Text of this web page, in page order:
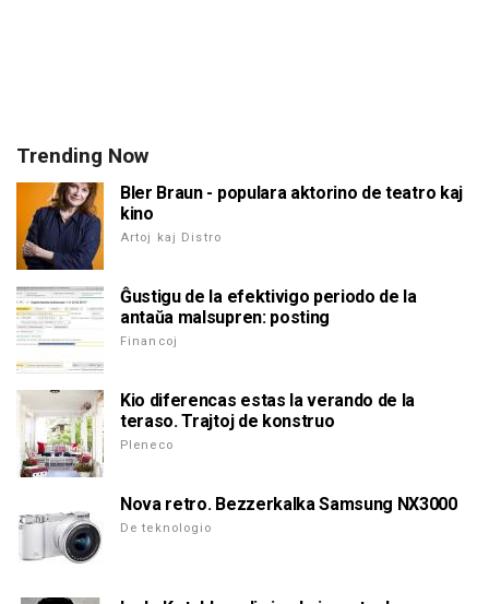
Trending Now
Bler Braun - populara aktorino de teatro kaj
kino
Artoj kaj Distro
Ĝustigu de la efektivigo periodo de la
antaŭa malsupren: posting
Financoj
Kio diferencas estas la verando de la
teraso. Trajtoj de konstruo
Pleneco
Nova retro. Bezzerkalka Samsung NX3000
De teknologio